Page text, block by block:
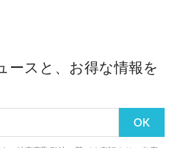
ースと、お得な情報を